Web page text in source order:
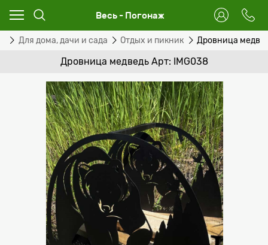
Весь - Погонаж
Для дома, дачи и сада Отдых и пикник Дровница
Дровница медведь Арт: IMG038